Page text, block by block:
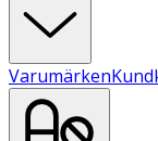
Varumärken